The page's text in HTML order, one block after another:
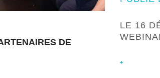
LE 16
+
DE